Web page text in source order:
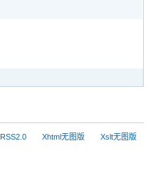
RSS2.0 Xhtml无图版 Xslt无图版